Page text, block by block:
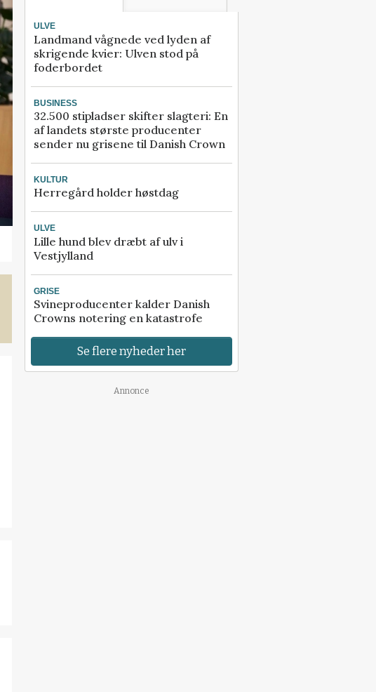
ULVE
Landmand vågnede ved lyden af
skrigende kvier: Ulven stod på
foderbordet
BUSINESS
32.500 stipladser skifter slagteri: En
af landets største producenter
sender nu grisene til Danish Crown
KULTUR
Herregård holder høstdag
ULVE
Lille hund blev dræbt af ulv i
Vestjylland
GRISE
Svineproducenter kalder Danish
Crowns notering en katastrofe
Se flere nyheder her
Annonce